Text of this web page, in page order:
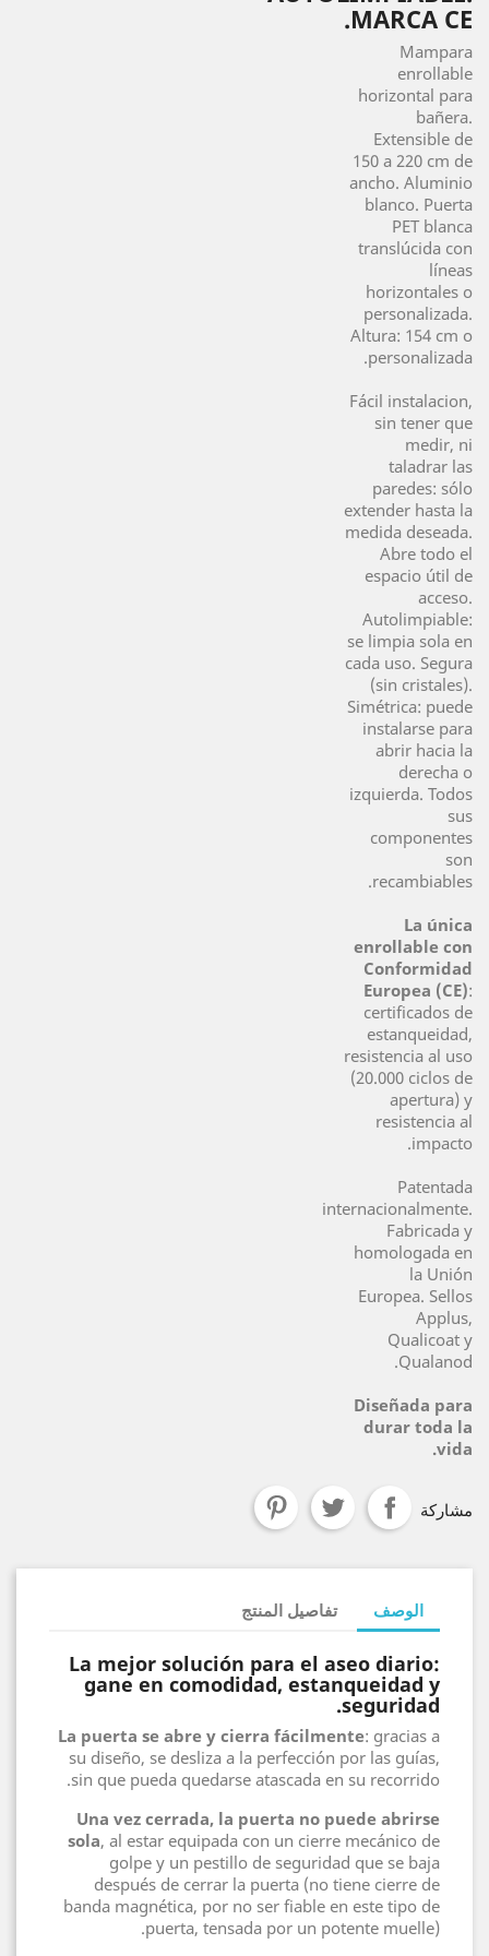
MARCA CE.
Mampara
enrollable
horizontal para
bañera.
Extensible de
150 a 220 cm de
ancho. Aluminio
blanco. Puerta
PET blanca
translúcida con
líneas
horizontales o
personalizada.
Altura: 154 cm o
personalizada.
Fácil instalacion,
sin tener que
medir, ni
taladrar las
paredes: sólo
extender hasta la
medida deseada.
Abre todo el
espacio útil de
acceso.
Autolimpiable:
se limpia sola en
cada uso. Segura
(sin cristales).
Simétrica: puede
instalarse para
abrir hacia la
derecha o
izquierda. Todos
sus
componentes
son
recambiables.
La única
enrollable con
Conformidad
Europea (CE):
certificados de
estanqueidad,
resistencia al uso
(20.000 ciclos de
apertura) y
resistencia al
impacto.
Patentada
internacionalmente.
Fabricada y
homologada en
la Unión
Europea. Sellos
Applus,
Qualicoat y
Qualanod.
Diseñada para
durar toda la
vida.
مشاركة
الوصف تفاصيل المنتج
La mejor solución para el aseo diario:
gane en comodidad, estanqueidad y
seguridad.
La puerta se abre y cierra fácilmente: gracias a
su diseño, se desliza a la perfección por las guías,
sin que pueda quedarse atascada en su recorrido.
Una vez cerrada, la puerta no puede abrirse
sola, al estar equipada con un cierre mecánico de
golpe y un pestillo de seguridad que se baja
después de cerrar la puerta (no tiene cierre de
banda magnética, por no ser fiable en este tipo de
puerta, tensada por un potente muelle).